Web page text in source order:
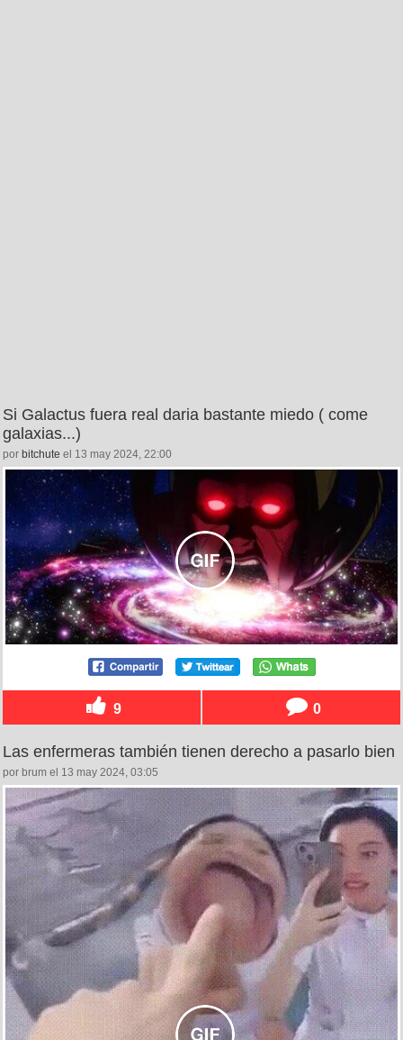
Si Galactus fuera real daria bastante miedo ( come
galaxias...)
por bitchute el 13 may 2024, 22:00
9 0
Las enfermeras también tienen derecho a pasarlo bien
por brum el 13 may 2024, 03:05